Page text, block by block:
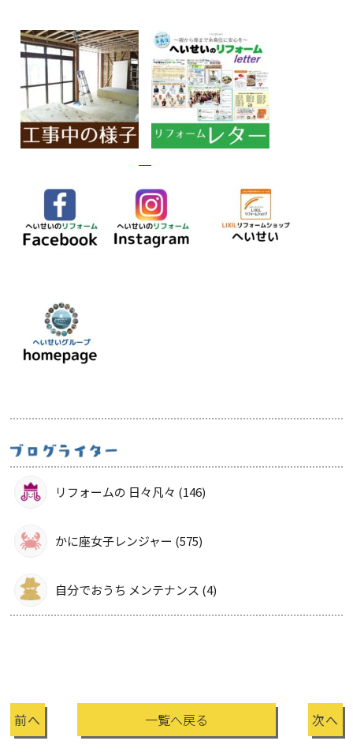
リフォームの 日々凡々 (146)
かに座女子レンジャー (575)
自分でおうち メンテナンス (4)
前へ 一覧へ戻る 次へ